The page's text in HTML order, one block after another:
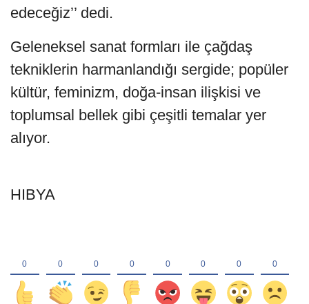
edeceğiz’’ dedi.
Geleneksel sanat formları ile çağdaş
tekniklerin harmanlandığı sergide; popüler
kültür, feminizm, doğa-insan ilişkisi ve
toplumsal bellek gibi çeşitli temalar yer
alıyor.
HIBYA